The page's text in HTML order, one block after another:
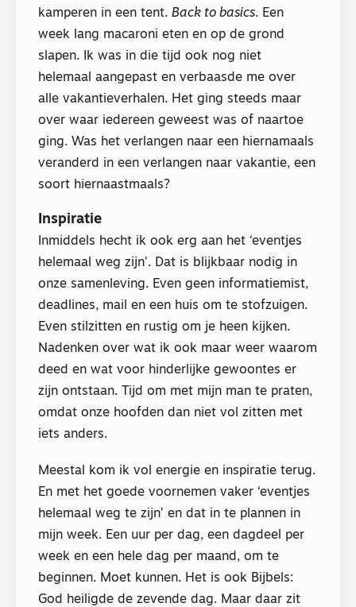
kamperen in een tent. Back to basics. Een
week lang macaroni eten en op de grond
slapen. Ik was in die tijd ook nog niet
helemaal aangepast en verbaasde me over
alle vakantieverhalen. Het ging steeds maar
over waar iedereen geweest was of naartoe
ging. Was het verlangen naar een hiernamaals
veranderd in een verlangen naar vakantie, een
soort hiernaastmaals?
Inspiratie
Inmiddels hecht ik ook erg aan het ‘eventjes
helemaal weg zijn’. Dat is blijkbaar nodig in
onze samenleving. Even geen informatiemist,
deadlines, mail en een huis om te stofzuigen.
Even stilzitten en rustig om je heen kijken.
Nadenken over wat ik ook maar weer waarom
deed en wat voor hinderlijke gewoontes er
zijn ontstaan. Tijd om met mijn man te praten,
omdat onze hoofden dan niet vol zitten met
iets anders.
Meestal kom ik vol energie en inspiratie terug.
En met het goede voornemen vaker ‘eventjes
helemaal weg te zijn’ en dat in te plannen in
mijn week. Een uur per dag, een dagdeel per
week en een hele dag per maand, om te
beginnen. Moet kunnen. Het is ook Bijbels:
God heiligde de zevende dag. Maar daar zit